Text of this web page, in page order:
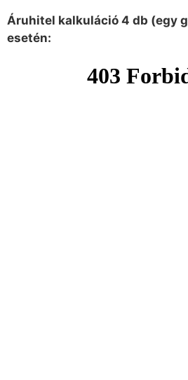
Áruhitel kalkuláció 4 db (egy
esetén: